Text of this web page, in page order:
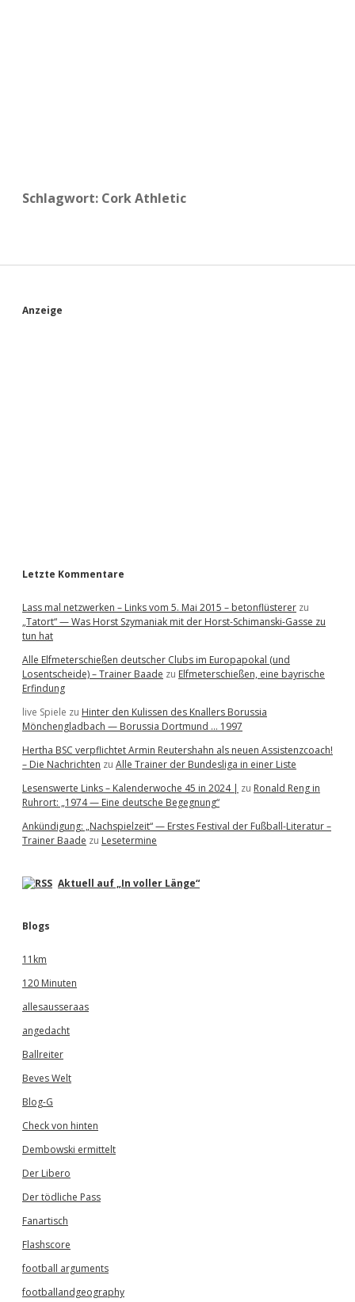
Schlagwort: Cork Athletic
S
Anzeige
Letzte Kommentare
Lass mal netzwerken – Links vom 5. Mai 2015 – betonflüsterer zu
„Tatort“ — Was Horst Szymaniak mit der Horst-Schimanski-Gasse zu
tun hat
Alle Elfmeterschießen deutscher Clubs im Europapokal (und
Losentscheide) – Trainer Baade zu Elfmeterschießen, eine bayrische
Erfindung
live Spiele zu Hinter den Kulissen des Knallers Borussia
Mönchengladbach — Borussia Dortmund … 1997
Hertha BSC verpflichtet Armin Reutershahn als neuen Assistenzcoach!
– Die Nachrichten zu Alle Trainer der Bundesliga in einer Liste
Lesenswerte Links – Kalenderwoche 45 in 2024 | zu Ronald Reng in
Ruhrort: „1974 — Eine deutsche Begegnung“
Ankündigung: „Nachspielzeit“ — Erstes Festival der Fußball-Literatur –
Trainer Baade zu Lesetermine
Aktuell auf „In voller Länge“
Blogs
11km
120 Minuten
allesausseraas
angedacht
Ballreiter
Beves Welt
Blog-G
Check von hinten
Dembowski ermittelt
Der Libero
Der tödliche Pass
Fanartisch
Flashscore
football arguments
footballandgeography